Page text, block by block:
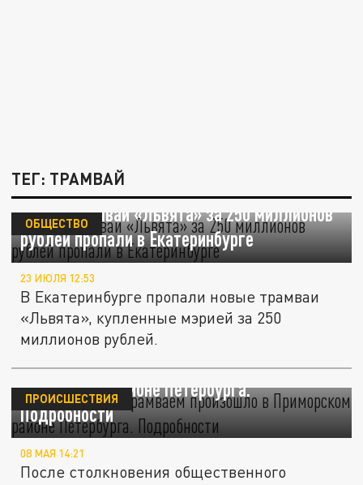
ТЕГ: ТРАМВАЙ
Новые трамваи «Львята» за 250 миллионов
рублей пропали в Екатеринбурге
ОБЩЕСТВО
23 ИЮЛЯ 12:53
В Екатеринбурге пропали новые трамваи
«Львята», купленные мэрией за 250
миллионов рублей.
Жёсткое ДТП с трамваем произошло в
Приморском районе Петербурга.
Подробности
ПРОИСШЕСТВИЯ
08 МАЯ 14:21
После столкновения общественного